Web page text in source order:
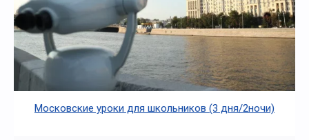
Московские уроки для школьников (3 дня/2ночи)